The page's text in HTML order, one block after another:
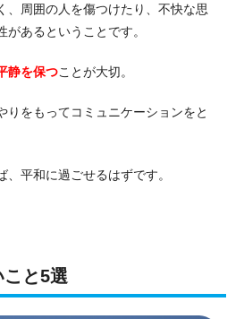
、周囲の人を傷つけたり、不快な思
あるということです。
静を保つことが大切。
りをもってコミュニケーションをと
平和に過ごせるはずです。
と5選